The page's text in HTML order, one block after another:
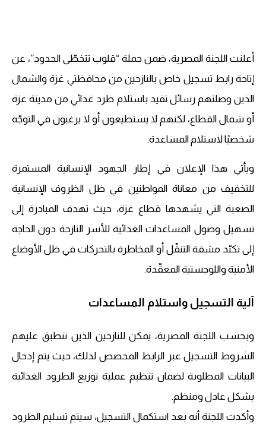
أعلنت اللجنة المصرية، ضمن حملة “قلوب تتخطّى الحدود”، عن
إتاحة رابط تسجيل خاص بالنازحين من محافظتي غزة والشمال
الذين وصلتهم رسائل تفيد باستلام طرد غذائي من مدينة غزة
أو شمال القطاع، لكنهم لا يستطيعون أو لا يرغبون في التوجّه
شخصيًا لاستلام المساعدة.
ويأتي هذا الإعلان في إطار الجهود الإنسانية المستمرة
للتخفيف من معاناة المواطنين في ظل الظروف الإنسانية
الصعبة التي يشهدها قطاع غزة، حيث تهدف المبادرة إلى
تسهيل وصول المساعدات الغذائية للأسر النازحة دون الحاجة
إلى تكبّد مشقة التنقّل أو المخاطرة بالتحركات في ظل الأوضاع
الأمنية واللوجستية المعقّدة.
آلية التسجيل واستلام المساعدات
وبحسب اللجنة المصرية، يمكن للنازحين الذين تنطبق عليهم
الشروط التسجيل عبر الرابط المخصص لذلك، حيث يتم إدخال
البيانات المطلوبة لضمان تنظيم عملية توزيع الطرود الغذائية
بشكل عادل ومنظم.
وأكدت اللجنة أنه بعد استكمال التسجيل، سيتم تسليم الطرود